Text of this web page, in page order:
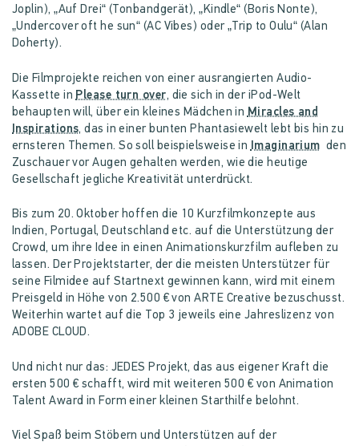
Joplin), „Auf Drei“ (Tonbandgerät), „Kindle“ (Boris Nonte),
„Undercover oft he sun“ (AC Vibes) oder „Trip to Oulu“ (Alan
Doherty).
Die Filmprojekte reichen von einer ausrangierten Audio-
Kassette in Please turn over, die sich in der iPod-Welt
behaupten will, über ein kleines Mädchen in Miracles and
Inspirations, das in einer bunten Phantasiewelt lebt bis hin zu
ernsteren Themen. So soll beispielsweise in
Imaginarium den
Zuschauer vor Augen gehalten werden, wie die heutige
Gesellschaft jegliche Kreativität unterdrückt.
Bis zum 20. Oktober hoffen die 10 Kurzfilmkonzepte aus
Indien, Portugal, Deutschland etc. auf die Unterstützung der
Crowd, um ihre Idee in einen Animationskurzfilm aufleben zu
lassen. Der Projektstarter, der die meisten Unterstützer für
seine Filmidee auf Startnext gewinnen kann, wird mit einem
Preisgeld in Höhe von 2.500 € von ARTE Creative bezuschusst.
Weiterhin wartet auf die Top 3 jeweils eine Jahreslizenz von
ADOBE CLOUD.
Und nicht nur das: JEDES Projekt, das aus eigener Kraft die
ersten 500 € schafft, wird mit weiteren 500 € von Animation
Talent Award in Form einer kleinen Starthilfe belohnt.
Viel Spaß beim Stöbern und Unterstützen auf der